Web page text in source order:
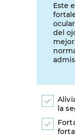
Este
del
la